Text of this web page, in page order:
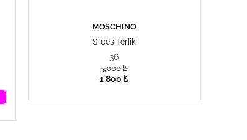
SEPETE EKLE
MOSCHINO
Slides Terlik
36
5,000₺
1,800₺